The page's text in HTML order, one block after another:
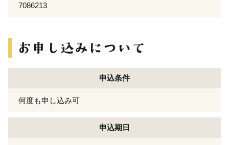
7086213
申込条件
何度も申し込み可
申込期日